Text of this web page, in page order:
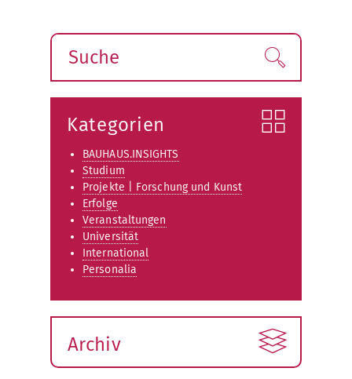
Suche Finden!
Kategorien
BAUHAUS.INSIGHTS
Studium
Projekte | Forschung und Kunst
Erfolge
Veranstaltungen
Universität
International
Personalia
Archiv